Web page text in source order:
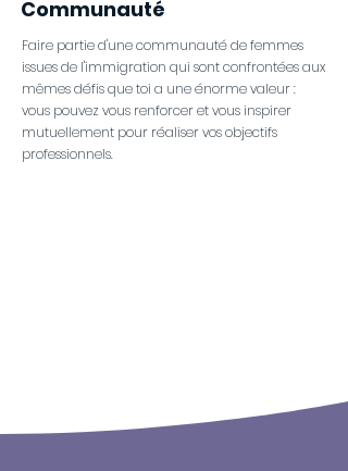
Communauté
Faire partie d'une communauté de femmes
issues de l'immigration qui sont confrontées aux
mêmes défis que toi a une énorme valeur :
vous pouvez vous renforcer et vous inspirer
mutuellement pour réaliser vos objectifs
professionnels.